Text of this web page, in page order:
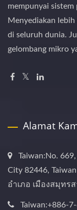
mempunyai sistem
Menyediakan
di seluruh dunia.
gelombang mikro
Alamat
Taiwan:No.
City 82446,
อำเภอ เมืองสมุทร
Taiwan:+886-